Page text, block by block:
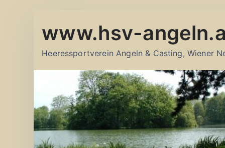
Inhalt
www.hsv-
Heeressportverein Angeln & Casting, Wiener